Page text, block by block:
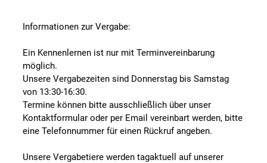
Informationen zur Vergabe:
Ein Kennenlernen ist nur mit Terminvereinbarung
möglich.
Unsere Vergabezeiten sind Donnerstag bis Samstag
von 13:30-16:30.
Termine können bitte ausschließlich über unser
Kontaktformular oder per Email vereinbart werden, bitte
eine Telefonnummer für einen Rückruf angeben.
Unsere Vergabetiere werden tagaktuell auf unserer